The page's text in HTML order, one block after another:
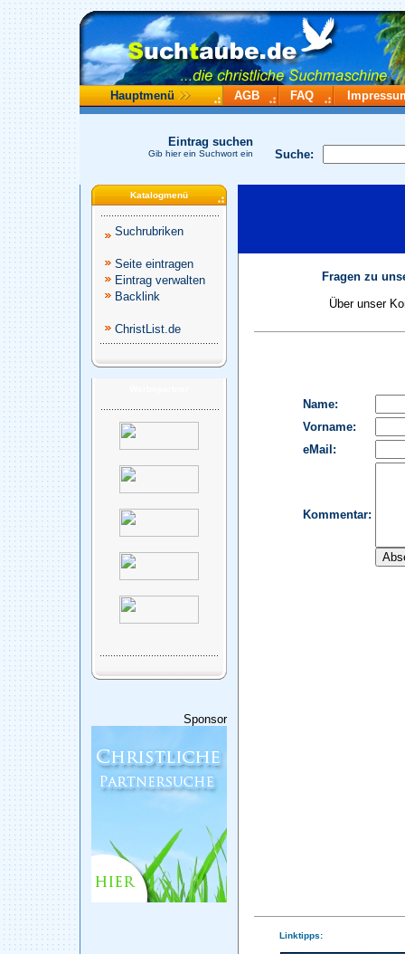
Hauptmenü AGB FAQ
Suche:
Eintrag suchen
Gib hier ein Suchwort ein
Katalogmenü
Suchrubriken
Seite eintragen
Eintrag verwalten
Backlink
ChristList.de
Sponsor
Fragen zu
Über unser
Linktipps: